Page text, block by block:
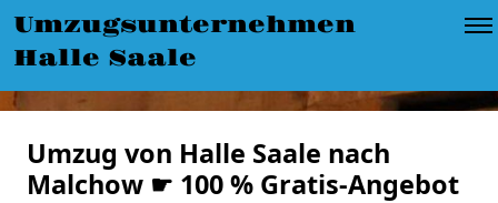
Umzugsunternehmen
Halle Saale
Umzug von Halle Saale nach
Malchow ☛ 100 % Gratis-Angebot